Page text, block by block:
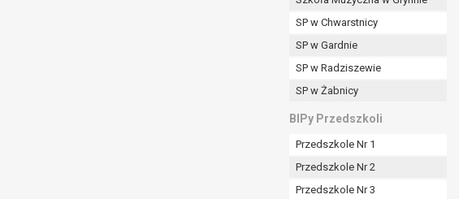
SP w Chwarstnicy
SP w Gardnie
SP w Radziszewie
SP w Żabnicy
BIPy Przedszkoli
Przedszkole Nr 1
Przedszkole Nr 2
Przedszkole Nr 3
RODO, w przypadku gdy:
przetwarzania danych i nie ma innej podstawy prawnej
prawa;